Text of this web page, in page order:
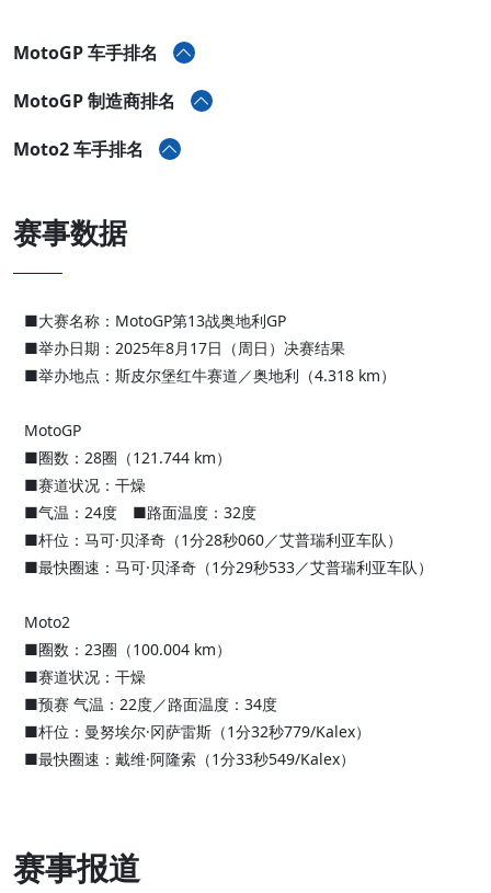
MotoGP 车手排名
MotoGP 制造商排名
Moto2 车手排名
赛事数据
■大赛名称：MotoGP第13战奥地利GP
■举办日期：2025年8月17日（周日）决赛结果
■举办地点：斯皮尔堡红牛赛道／奥地利（4.318 km）
MotoGP
■圈数：28圈（121.744 km）
■赛道状况：干燥
■气温：24度 ■路面温度：32度
■杆位：马可·贝泽奇（1分28秒060／艾普瑞利亚车队）
■最快圈速：马可·贝泽奇（1分29秒533／艾普瑞利亚车队）
Moto2
■圈数：23圈（100.004 km）
■赛道状况：干燥
■预赛 气温：22度／路面温度：34度
■杆位：曼努埃尔·冈萨雷斯（1分32秒779/Kalex）
■最快圈速：戴维·阿隆索（1分33秒549/Kalex）
赛事报道